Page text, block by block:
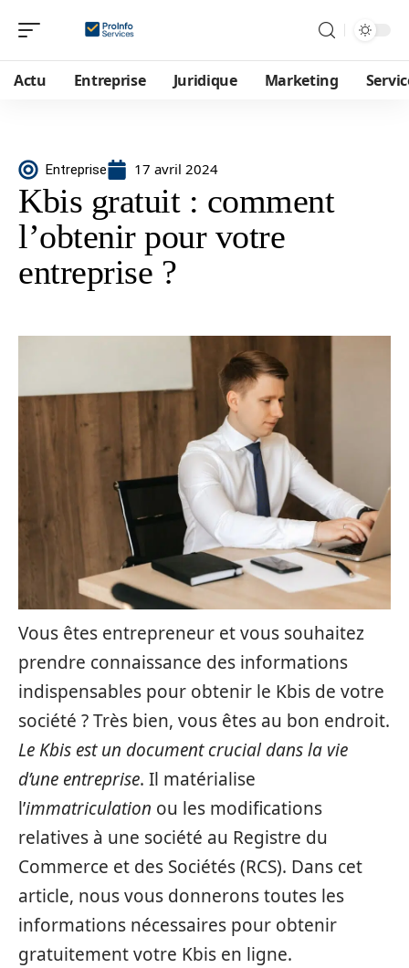
Actu Entreprise Juridique Marketing
Entreprise 17 avril 2024
Kbis gratuit : comment
l’obtenir pour votre
entreprise ?
Vous êtes entrepreneur et vous souhaitez
prendre connaissance des informations
indispensables pour obtenir le Kbis de votre
société ? Très bien, vous êtes au bon endroit.
Le Kbis est un document crucial dans la vie
d’une entreprise. Il matérialise
l’immatriculation ou les modifications
relatives à une société au Registre du
Commerce et des Sociétés (RCS). Dans cet
article, nous vous donnerons toutes les
informations nécessaires pour obtenir
gratuitement votre Kbis en ligne.